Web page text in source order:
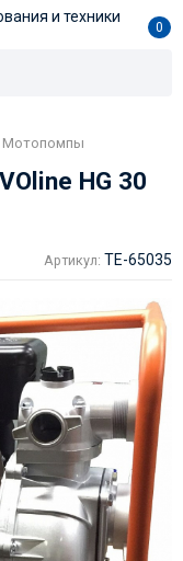
0
Мотопомпы
HG 30
Артикул: TE-65035